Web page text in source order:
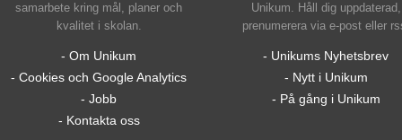
samarbete kring mål, planer och
kvalitet i skolan.
- Om Unikum
- Cookies och Google Analytics
- Jobb
- Kontakta oss
Unikum. Håll dig uppdaterad,
prenumerera via e-post eller
- Unikums Nyhetsbrev
- Nytt i Unikum
- På gång i Unikum